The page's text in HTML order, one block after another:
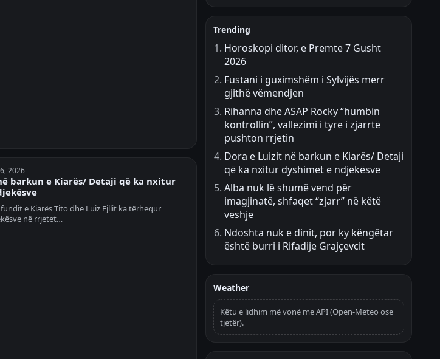
2026
barkun e Kiarës/ Detaji që ka nxitur
e Kiarës Tito dhe Luiz Ejllit ka tërhequr
në rrjetet…
Trending
Horoskopi ditor, e Premte 7 Gusht
2026
Fustani i guximshëm i Sylvijës merr
gjithë vëmendjen
Rihanna dhe ASAP Rocky “humbin
kontrollin”, vallëzimi i tyre i zjarrtë
pushton rrjetin
Dora e Luizit në barkun e Kiarës/ Detaji
që ka nxitur dyshimet e ndjekësve
Alba nuk lë shumë vend për
imagjinatë, shfaqet “zjarr” në këtë
veshje
Ndoshta nuk e dinit, por ky këngëtar
është burri i Rifadije Grajçevcit
Weather
Këtu e lidhim më vonë me API (Open-Meteo ose
tjetër).